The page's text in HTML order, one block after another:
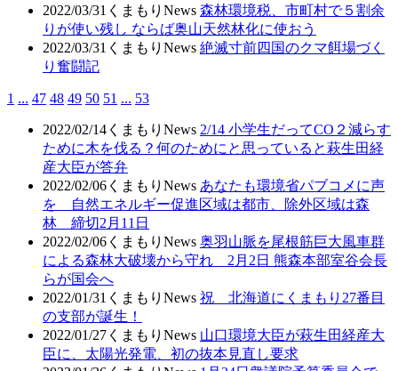
2022/03/31 くまもりNews 森林環境税、市町村で５割余
りが使い残し ならば奥山天然林化に使おう
2022/03/31 くまもりNews 絶滅寸前四国のクマ餌場づく
り奮闘記
1 ... 47 48 49 50 51 ... 53
2022/02/14 くまもりNews 2/14 小学生だってCO２減らす
ために木を伐る？何のためにと思っていると萩生田経
産大臣が答弁
2022/02/06 くまもりNews あなたも環境省パブコメに声
を 自然エネルギー促進区域は都市、除外区域は森
林 締切2月11日
2022/02/06 くまもりNews 奥羽山脈を尾根筋巨大風車群
による森林大破壊から守れ 2月2日 熊森本部室谷会長
らが国会へ
2022/01/31 くまもりNews 祝 北海道にくまもり27番目
の支部が誕生！
2022/01/27 くまもりNews 山口環境大臣が萩生田経産大
臣に、太陽光発電、初の抜本見直し要求